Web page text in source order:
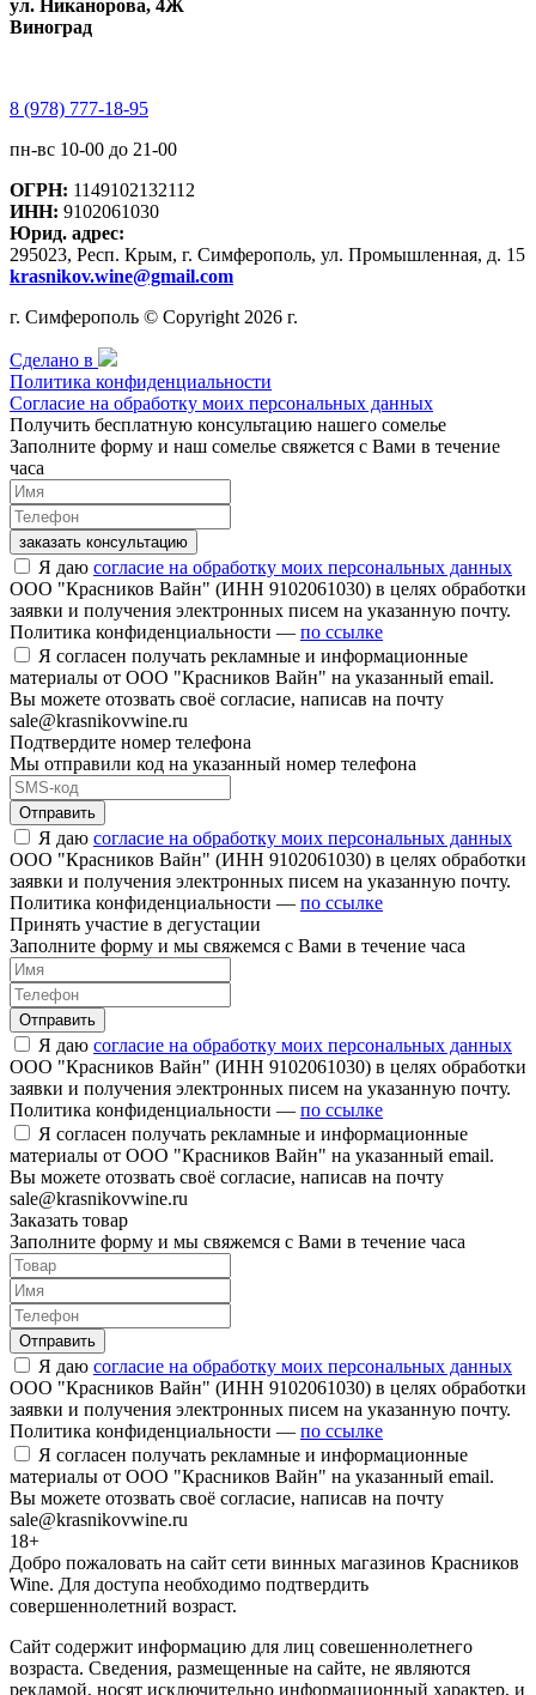
ул. Никанорова, 4Ж
Виноград
8 (978) 777-18-95
пн-вс 10-00 до 21-00
ОГРН: 1149102132112
ИНН: 9102061030
Юрид. адрес:
295023, Респ. Крым, г. Симферополь, ул. Промышленная, д. 15
krasnikov.wine@gmail.com
г. Симферополь © Copyright 2026 г.
Сделано в
Политика конфиденциальности
Согласие на обработку моих персональных данных
Получить бесплатную консультацию нашего сомелье
Заполните форму и наш сомелье свяжется с Вами в течение
часа
заказать консультацию
Я даю согласие на обработку моих персональных данных
ООО "Красников Вайн" (ИНН 9102061030) в целях обработки
заявки и получения электронных писем на указанную почту.
Политика конфиденциальности — по ссылке
Я согласен получать рекламные и информационные
материалы от ООО "Красников Вайн" на указанный email.
Вы можете отозвать своё согласие, написав на почту
sale@krasnikovwine.ru
Подтвердите номер телефона
Мы отправили код на указанный номер телефона
Отправить
Я даю согласие на обработку моих персональных данных
ООО "Красников Вайн" (ИНН 9102061030) в целях обработки
заявки и получения электронных писем на указанную почту.
Политика конфиденциальности — по ссылке
Принять участие в дегустации
Заполните форму и мы свяжемся с Вами в течение часа
Отправить
Я даю согласие на обработку моих персональных данных
ООО "Красников Вайн" (ИНН 9102061030) в целях обработки
заявки и получения электронных писем на указанную почту.
Политика конфиденциальности — по ссылке
Я согласен получать рекламные и информационные
материалы от ООО "Красников Вайн" на указанный email.
Вы можете отозвать своё согласие, написав на почту
sale@krasnikovwine.ru
Заказать товар
Заполните форму и мы свяжемся с Вами в течение часа
Отправить
Я даю согласие на обработку моих персональных данных
ООО "Красников Вайн" (ИНН 9102061030) в целях обработки
заявки и получения электронных писем на указанную почту.
Политика конфиденциальности — по ссылке
Я согласен получать рекламные и информационные
материалы от ООО "Красников Вайн" на указанный email.
Вы можете отозвать своё согласие, написав на почту
sale@krasnikovwine.ru
18+
Добро пожаловать на сайт сети винных магазинов Красников
Wine. Для доступа необходимо подтвердить
совершеннолетний возраст.
Сайт содержит информацию для лиц совешеннолетнего
возраста. Сведения, размещенные на сайте, не являются
рекламой, носят исключительно информационный характер, и